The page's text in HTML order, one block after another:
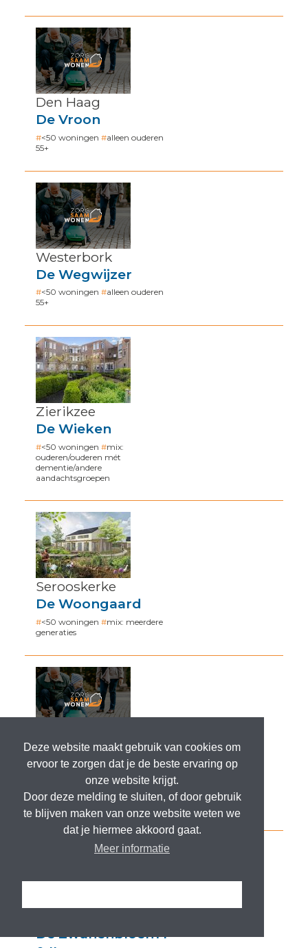
Deze website maakt gebruik van cookies om
ervoor te zorgen dat je de beste ervaring op
onze website krijgt.
Door deze melding te sluiten, of door gebruik
te blijven maken van onze website weten we
dat je hiermee akkoord gaat.
Meer informatie